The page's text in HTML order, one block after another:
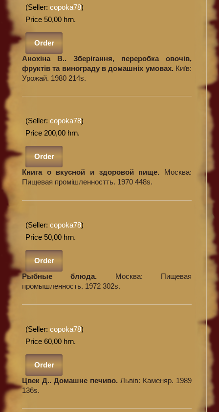
(Seller: copoka78)
Price 50,00 hrn.
Order
Анохіна В.. Зберігання, переробка овочів,
фруктів та винограду в домашніх умовах. Київ:
Урожай. 1980 214s.
(Seller: copoka78)
Price 200,00 hrn.
Order
Книга о вкусной и здоровой пище. Москва:
Пищевая промішленностть. 1970 448s.
(Seller: copoka78)
Price 50,00 hrn.
Order
Рыбные блюда. Москва: Пищевая
промышленность. 1972 302s.
(Seller: copoka78)
Price 60,00 hrn.
Order
Цвек Д.. Домашнє печиво. Львів: Каменяр. 1989
136s.